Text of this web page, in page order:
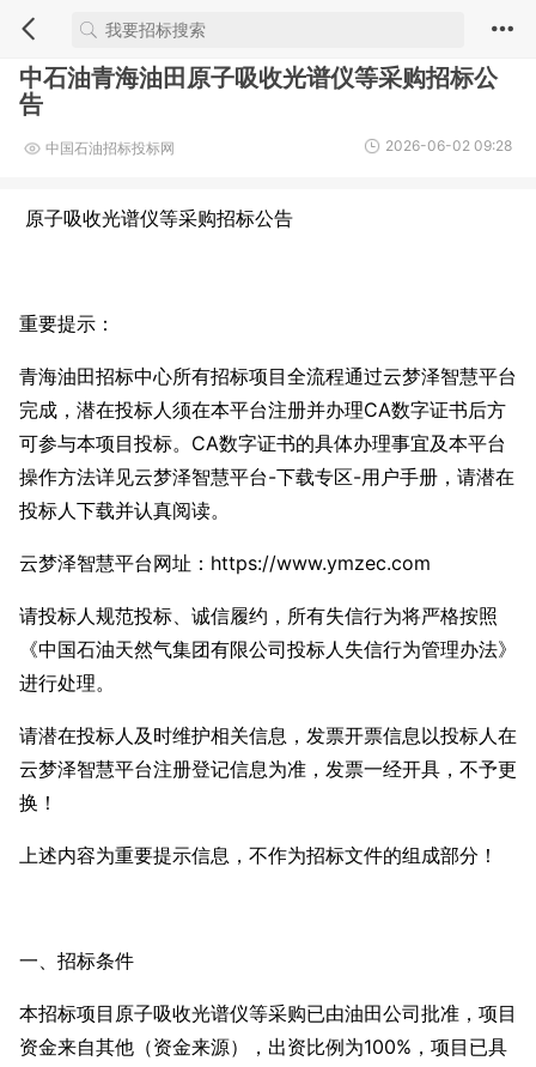
中石油青海油田原子吸收光谱仪等采购招标公
告
中国石油招标投标网 2026-06-02 09:28
原子吸收光谱仪等采购招标公告
重要提示：
青海油田招标中心所有招标项目全流程通过云梦泽智慧平台
完成，潜在投标人须在本平台注册并办理CA数字证书后方
可参与本项目投标。CA数字证书的具体办理事宜及本平台
操作方法详见云梦泽智慧平台-下载专区-用户手册，请潜在
投标人下载并认真阅读。
云梦泽智慧平台网址： https://www.ymzec.com
请投标人规范投标、诚信履约，所有失信行为将严格按照
《中国石油天然气集团有限公司投标人失信行为管理办法》
进行处理。
请潜在投标人及时维护相关信息，发票开票信息以投标人在
云梦泽智慧平台注册登记信息为准，发票一经开具，不予更
换！
上述内容为重要提示信息，不作为招标文件的组成部分！
一、招标条件
本招标项目原子吸收光谱仪等采购已由油田公司批准，项目
资金来自其他（资金来源），出资比例为100%，项目已具